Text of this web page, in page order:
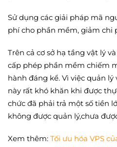
Sử dụng các giải pháp mã
phí cho phần mềm, giảm chi
Trên cả cơ sở hạ tầng vật lý
cấp phép phần mềm chiếm
hành đáng kể. Vì việc quản lý
này rất khó khăn khi được
chức đã phải trả một số tiền
không được quản lý,chưa
Xem thêm:Tối ưu hóa VPS